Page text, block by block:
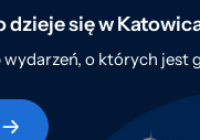
dzieje się w
o których jest